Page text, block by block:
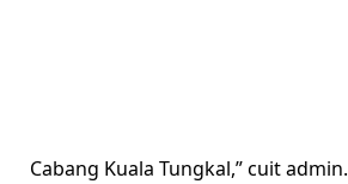
Cabang Kuala Tungkal,” cuit admin.